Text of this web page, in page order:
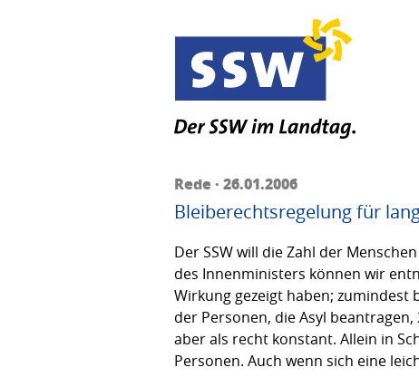
Rede · 26.01.2006
Bleiberechtsregelung für
Der SSW will die Zahl der
des Innenministers können wir
Wirkung gezeigt haben;
der Personen, die Asyl
aber als recht konstant. Allein in
Personen. Auch wenn sich eine